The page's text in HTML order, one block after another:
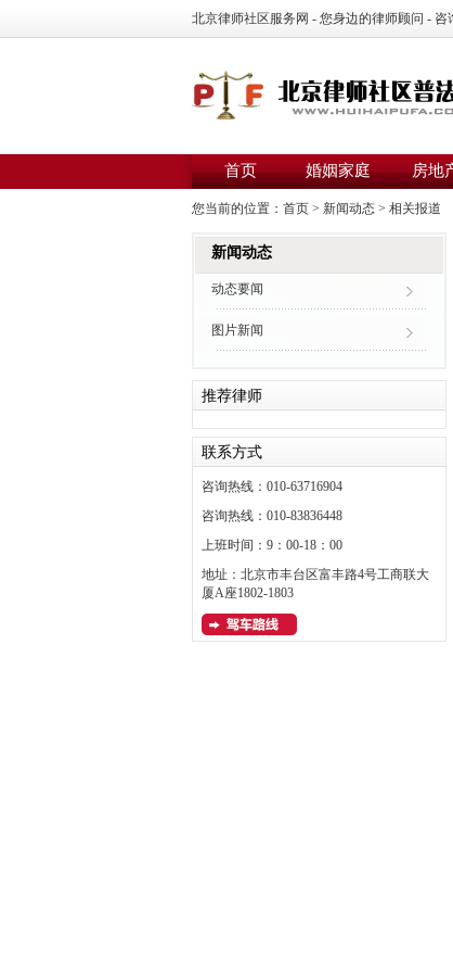
北京律师社区服务网 - 您身边的律师顾问 - 咨
首页 婚姻家庭 房地
您当前的位置： 首页 > 新闻动态 > 相关报道
新闻动态
动态要闻
图片新闻
推荐律师
联系方式
咨询热线：010-63716904
咨询热线：010-83836448
上班时间：9：00-18：00
地址：北京市丰台区富丰路4号工商联大
厦A座1802-1803